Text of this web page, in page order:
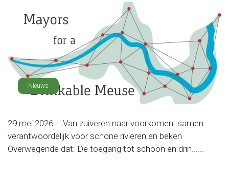
Nieuws
29 mei 2026 – Van zuiveren naar voorkomen: samen
verantwoordelijk voor schone rivieren en beken
Overwegende dat: De toegang tot schoon en drin......